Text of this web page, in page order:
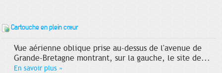
Cartouche en plein cœur
Vue aérienne oblique prise au-dessus de l'avenue de
Grande-Bretagne montrant, sur la gauche, le site de...
En savoir plus »